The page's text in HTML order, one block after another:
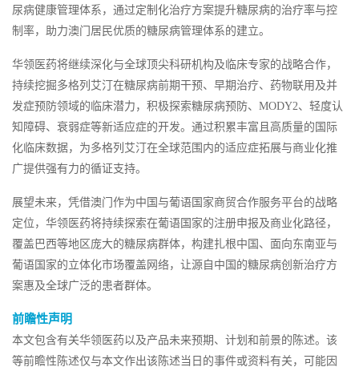
尿病健康管理体系，通过定制化治疗方案提升糖尿病的治疗率与控
制率，助力澳门居民优质的糖尿病管理体系的建立。
华领医药将继续深化与全球顶尖科研机构及临床专家的战略合作，
持续挖掘多格列艾汀在糖尿病前期干预、早期治疗、药物联用及并
发症预防领域的临床潜力，积极探索糖尿病预防、MODY2、轻度认
知障碍、衰弱症等新适应症的开发。通过积累丰富且高质量的国际
化临床数据，为多格列艾汀在全球范围内的适应症拓展与商业化推
广提供强有力的循证支持。
展望未来，凭借澳门作为中国与葡语国家商贸合作服务平台的战略
定位，华领医药将持续探索在葡语国家的注册申报及商业化路径，
覆盖巴西等地区庞大的糖尿病群体，构建扎根中国、面向东南亚与
葡语国家的立体化市场覆盖网络，让源自中国的糖尿病创新治疗方
案惠及全球广泛的患者群体。
前瞻性声明
本文包含有关华领医药以及产品未来预期、计划和前景的陈述。该
等前瞻性陈述仅与本文作出该陈述当日的事件或资料有关，可能因